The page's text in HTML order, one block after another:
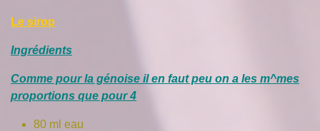
Le sirop
Ingrédients
Comme pour la génoise il en faut peu on a les m^mes
proportions que pour 4
80 ml eau